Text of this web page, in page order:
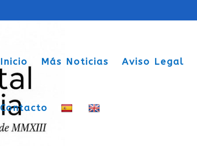
Inicio Más Noticias Aviso Legal
Contacto